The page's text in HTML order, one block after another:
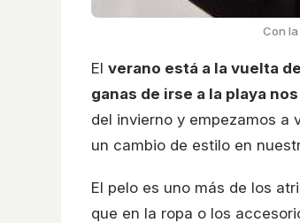
Con
El verano está a la vuelta
ganas de irse a la playa
del invierno y empezamos a
un cambio de estilo en
El pelo es uno más de los
que en la ropa o los